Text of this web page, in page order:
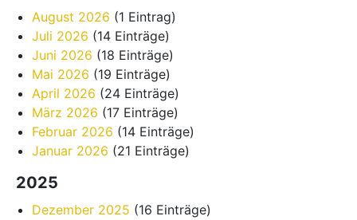
August 2026 (1 Eintrag)
Juli 2026 (14 Einträge)
Juni 2026 (18 Einträge)
Mai 2026 (19 Einträge)
April 2026 (24 Einträge)
März 2026 (17 Einträge)
Februar 2026 (14 Einträge)
Januar 2026 (21 Einträge)
2025
Dezember 2025 (16 Einträge)